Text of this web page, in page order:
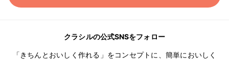
クラシルの公式SNSをフォロー
「きちんとおいしく作れる」をコンセプトに、簡単においしく